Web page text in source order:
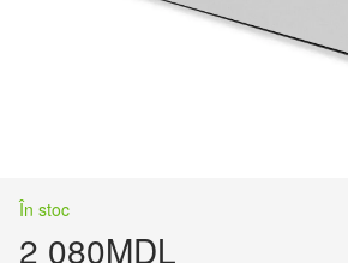
În stoc
2 080MDL